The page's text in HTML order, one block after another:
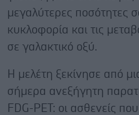
μεγαλύτερες ποσότητες
κυκλοφορία και τις
σε γαλακτικό οξύ.
Η μελέτη ξεκίνησε από
σήμερα ανεξήγητη
FDG-PET: οι ασθενείς